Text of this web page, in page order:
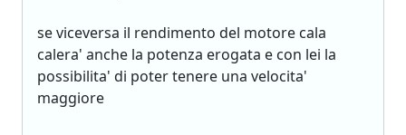
se viceversa il rendimento del motore cala
calera' anche la potenza erogata e con lei la
possibilita' di poter tenere una velocita'
maggiore